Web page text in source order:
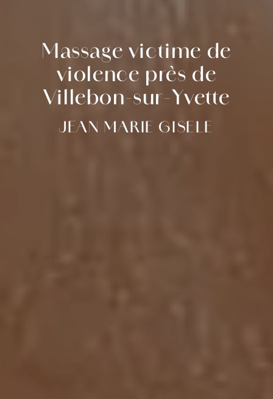
Massage victime de
violence près de
Villebon-sur-Yvette
JEAN MARIE GISELE